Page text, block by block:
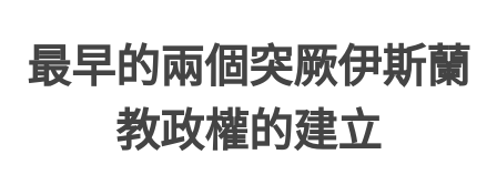
最早的兩個突厥伊斯蘭
教政權的建立